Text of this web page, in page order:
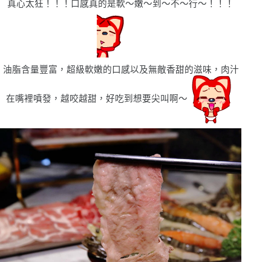
真心太狂！！！口感真的是軟〜嫩〜到〜不〜行〜！！！
油脂含量豐富，超級軟嫩的口感以及無敵香甜的滋味，肉汁
在嘴裡噴發，越咬越甜，好吃到想要尖叫啊〜